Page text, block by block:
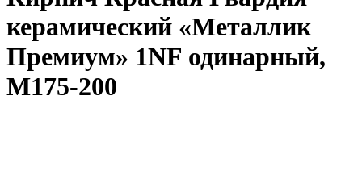
керамический «Металлик
Премиум» 1NF одинарный,
М175-200